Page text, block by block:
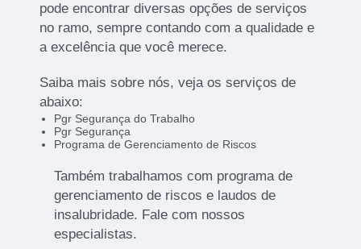
pode encontrar diversas opções de serviços
no ramo, sempre contando com a qualidade e
a excelência que você merece.
Saiba mais sobre nós, veja os serviços de
abaixo:
Pgr Segurança do Trabalho
Pgr Segurança
Programa de Gerenciamento de Riscos
Também trabalhamos com programa de
gerenciamento de riscos e laudos de
insalubridade. Fale com nossos
especialistas.